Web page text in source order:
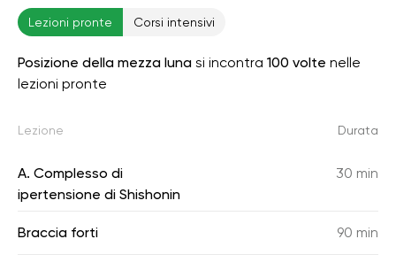
Lezioni pronte Corsi intensivi
Posizione della mezza luna si incontra 100 volte nelle
lezioni pronte
Lezione Durata
A. Complesso di
ipertensione di Shishonin
30 min
Braccia forti 90 min